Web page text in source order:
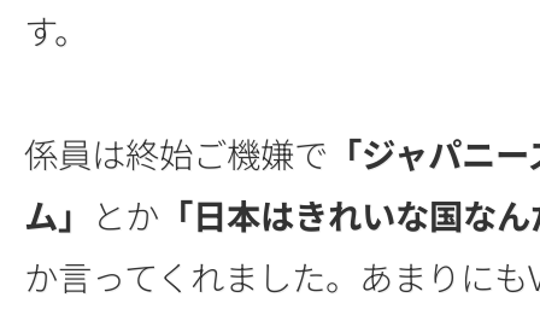
す。
係員は終始ご機嫌で 「ジャパニ
ム」 とか 「日本はきれいな国な
か言ってくれました。あまりに